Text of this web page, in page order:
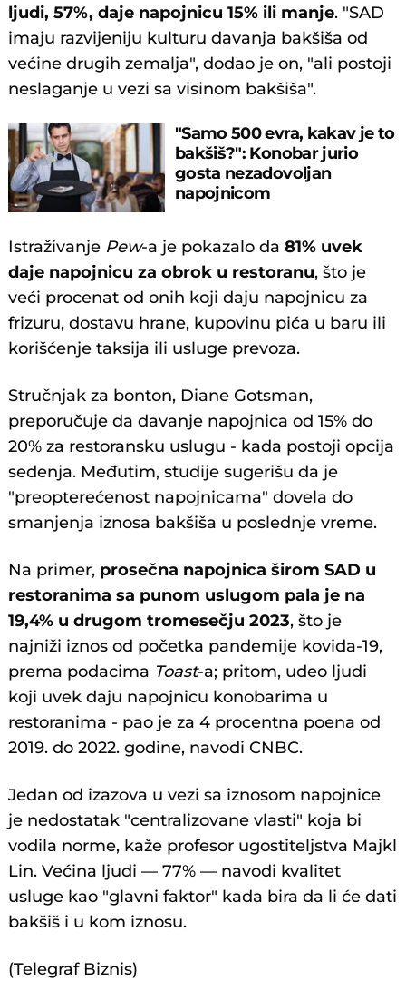
ljudi, 57%, daje napojnicu 15% ili manje. "SAD
imaju razvijeniju kulturu davanja bakšiša od
većine drugih zemalja", dodao je on, "ali postoji
neslaganje u vezi sa visinom bakšiša".
"Samo 500 evra, kakav je to
bakšiš?": Konobar jurio
gosta nezadovoljan
napojnicom
Istraživanje Pew-a je pokazalo da81% uvek
daje napojnicu za obrok u restoranu, što je
veći procenat od onih koji daju napojnicu za
frizuru, dostavu hrane, kupovinu pića u baru ili
korišćenje taksija ili usluge prevoza.
Stručnjak za bonton, Diane Gotsman,
preporučuje da davanje napojnica od 15% do
20% za restoransku uslugu - kada postoji opcija
sedenja. Međutim, studije sugerišu da je
"preopterećenost napojnicama" dovela do
smanjenja iznosa bakšiša u poslednje vreme.
Na primer, prosečna napojnica širom SAD u
restoranima sa punom uslugom pala je na
19,4% u drugom tromesečju 2023, što je
najniži iznos od početka pandemije kovida-19,
prema podacima Toast-a; pritom, udeo ljudi
koji uvek daju napojnicu konobarima u
restoranima - pao je za 4 procentna poena od
2019. do 2022. godine, navodi CNBC.
Jedan od izazova u vezi sa iznosom napojnice
je nedostatak "centralizovane vlasti" koja bi
vodila norme, kaže profesor ugostiteljstva Majkl
Lin. Većina ljudi — 77% — navodi kvalitet
usluge kao "glavni faktor" kada bira da li će dati
bakšiš i u kom iznosu.
(Telegraf Biznis)